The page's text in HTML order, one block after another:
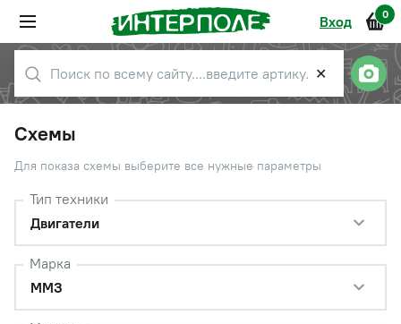
Вход 0
✕
Схемы
Для показа схемы выберите все нужные параметры
Тип техники
Двигатели
Марка
ММЗ